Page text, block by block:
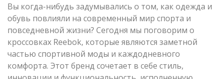
Вы когда-нибудь задумывались о том, как одежда и
обувь повлияли на современный мир спорта и
повседневной жизни? Сегодня мы поговорим о
кроссовках Reebok, которые являются заметной
частью спортивной моды и каждодневного
комфорта. Этот бренд сочетает в себе стиль,